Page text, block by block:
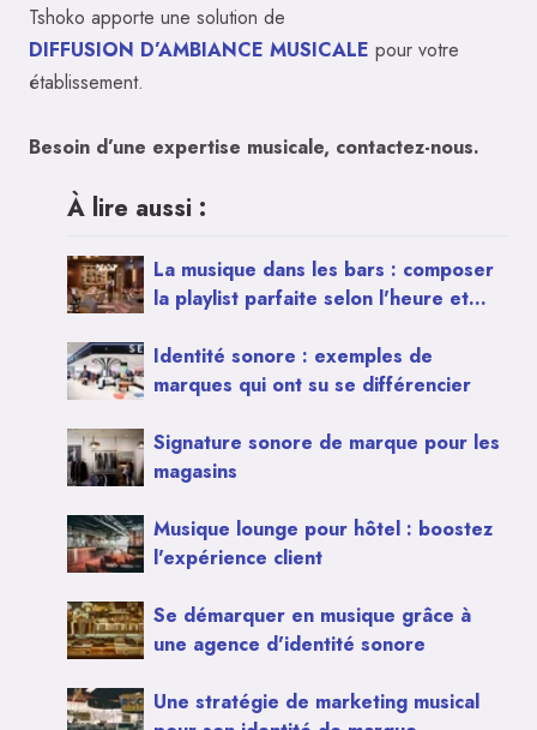
Tshoko apporte une solution de
DIFFUSION D’AMBIANCE MUSICALE pour votre
établissement.
Besoin d’une expertise musicale, contactez-nous.
À lire aussi :
La musique dans les bars : composer
la playlist parfaite selon l'heure et
Identité sonore : exemples de
marques qui ont su se différencier
Signature sonore de marque pour les
magasins
Musique lounge pour hôtel : boostez
l'expérience client
Se démarquer en musique grâce à
une agence d'identité sonore
Une stratégie de marketing musical